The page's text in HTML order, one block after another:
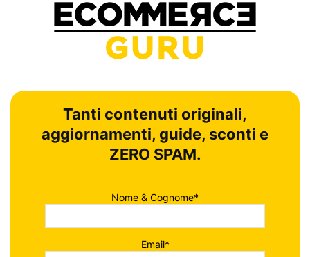
Tanti contenuti originali,
aggiornamenti, guide, sconti e
ZERO SPAM.
Nome & Cognome*
Email*